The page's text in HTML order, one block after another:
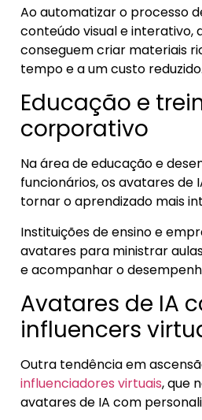
Ao automatizar o processo
conteúdo visual e interativo,
conseguem criar materiais
tempo e a um custo reduzido.
Educação e
corporativo
Na área de educação e
funcionários, os avatares de
tornar o aprendizado mais
Instituições de ensino e
avatares para ministrar
e acompanhar o
Avatares de IA
influencers
Outra tendência em
influenciadores virtuais, que
avatares de IA com